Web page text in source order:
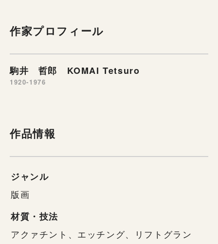
作家プロフィール
駒井 哲郎 KOMAI Tetsuro
1920-1976
作品情報
ジャンル
版画
材質・技法
アクァチント、エッチング、リフトグラン